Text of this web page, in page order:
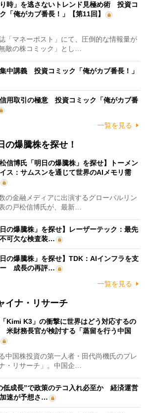
り時」を逃さないトレンド見極め術 投資コ
「俺がカブ番長！」【第11回】
「マネーポスト」にて、圧倒的な情報量が
敵の株コミック」とし…
中講義 投資コミック「俺がカブ番長！」
用取引の極意 投資コミック「俺がカブ番
一覧を見る
の爆騰株を探せ！
松信博氏「明日の爆騰株」を探せ】トーメン
ス：サムスンを通じて世界のAIメモリ需
の金融メディアに出演するグローバルリン
の戸松信博氏が、最新…
の爆騰株」を探せ】レーザーテック：最先
可欠な検査装…
日の爆騰株」を探せ】TDK：AIインフラを支
ー 成長の再評…
一覧を見る
イナ・リサーチ
Kimi K3」の衝撃に世界はどう対応するの
米財務長官が検討する「蒸留を行う中国
中国株投資の第一人者・田代尚機氏のプレ
・リサーチ」。中国企…
低成長”で政策のテコ入れ必至か 経済運営
速が予想さ…